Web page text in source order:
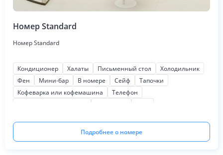
Номер Standard
Номер Standard
Кондиционер Халаты Письменный стол
Холодильник
Фен
Мини-бар В номере Сейф
Тапочки
Кофеварка или кофемашина
Телефон
Подробнее о номере